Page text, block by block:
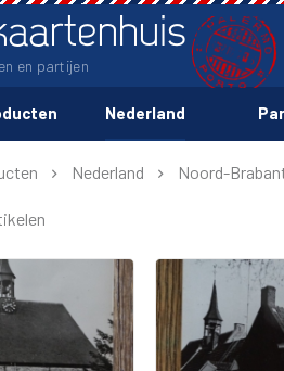
en partijen
Nederland
Nederland Noord-